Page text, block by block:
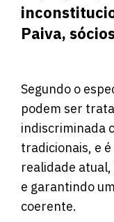
Paiva,
Segundo o
podem ser
indiscriminada
tradicionais, e
realidade
e garantindo
coerente.